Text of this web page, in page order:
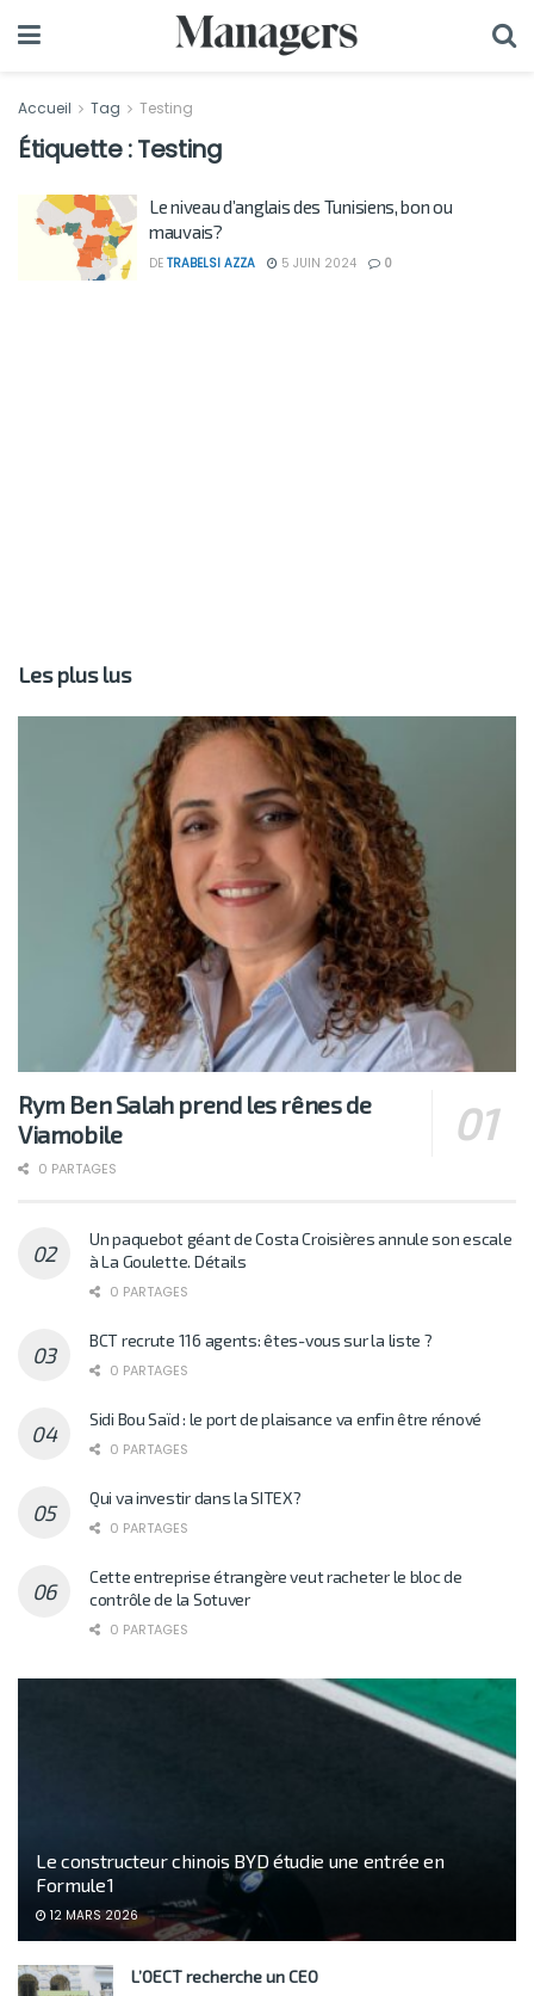
Accueil Tag Testing
Étiquette :Testing
Le niveau d’anglais des Tunisiens, bon ou
mauvais?
DE TRABELSI AZZA 5 JUIN 2024 0
Les plus lus
Rym Ben Salah prend les rênes de
Viamobile
0 PARTAGES
Un paquebot géant de Costa Croisières annule son escale
à La Goulette. Détails
0 PARTAGES
BCT recrute 116 agents: êtes-vous sur la liste ?
0 PARTAGES
Sidi Bou Saïd : le port de plaisance va enfin être rénové
0 PARTAGES
Qui va investir dans la SITEX?
0 PARTAGES
Cette entreprise étrangère veut racheter le bloc de
contrôle de la Sotuver
0 PARTAGES
Le constructeur chinois BYD étudie une entrée en
Formule 1
12 MARS 2026
L’OECT recherche un CEO